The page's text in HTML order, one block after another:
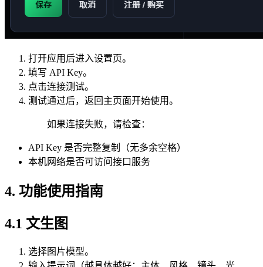
打开应用后进入设置页。
填写 API Key。
点击连接测试。
测试通过后，返回主页面开始使用。
如果连接失败，请检查：
API Key 是否完整复制（无多余空格）
本机网络是否可访问接口服务
4. 功能使用指南
4.1 文生图
选择图片模型。